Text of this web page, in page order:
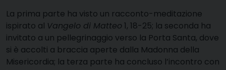
La prima parte ha visto un racconto-meditazione
ispirato al Vangelo di Matteo 1, 18-25; la seconda ha
invitato a un pellegrinaggio verso la Porta Santa, dove
si è accolti a braccia aperte dalla Madonna della
Misericordia; la terza parte ha concluso l’incontro con